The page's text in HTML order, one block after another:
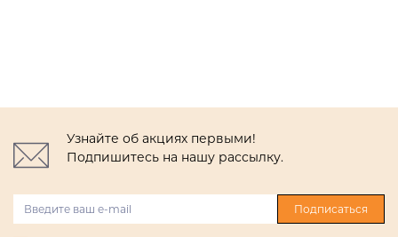
Узнайте об акциях первыми!
Подпишитесь на нашу рассылку.
Подписаться